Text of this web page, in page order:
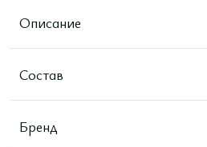
Описание
Состав
Бренд